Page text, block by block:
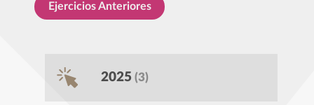
Ejercicios Anteriores
2025 (3)